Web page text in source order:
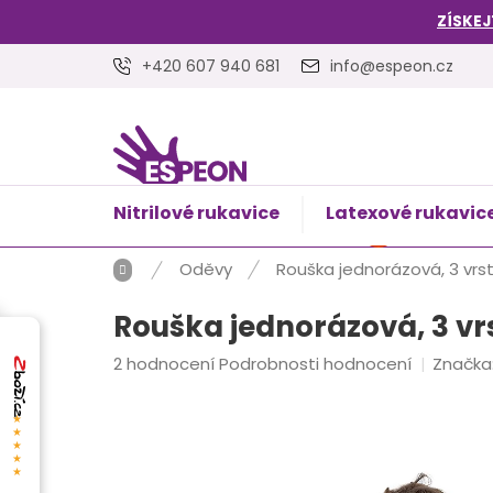
+420 607 940 681 info@espeon.cz
NÁKUPNÍ
KOŠÍK
Prázdný
Nitrilové rukavice Latexové
DomůOděvy Rouška jednorázová, 3
Rouška jednorázová, 3
Průměrné
2 hodnoceníPodrobnosti hodnocení
★★★★★